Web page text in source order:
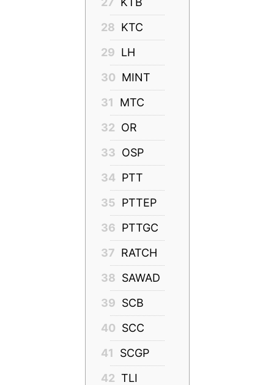
28 KTC
29 LH
30 MINT
31
MTC
32 OR
33 OSP
34 PTT
35 PTTEP
36 PTTGC
37 RATCH
38 SAWAD
39 SCB
40 SCC
41
SCGP
42 TLI